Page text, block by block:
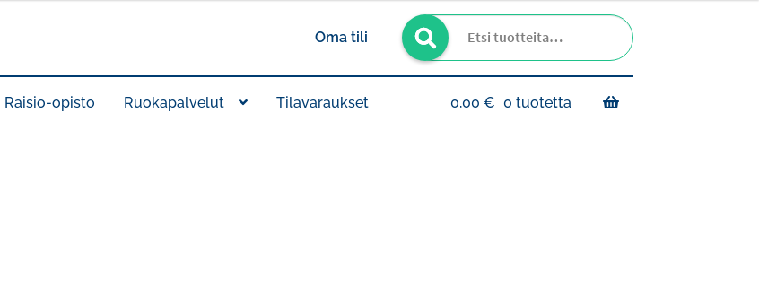
Oma tili
Etsi:
Haku
Raisio-opisto Ruokapalvelut Tilavaraukset 0,00 € 0 tuotetta